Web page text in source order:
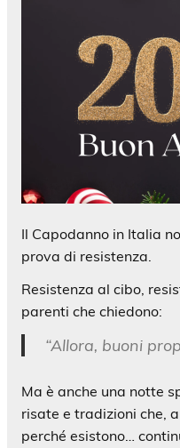
Il Capodanno in Italia
prova di resistenza.
Resistenza al cibo,
parenti che chiedono:
“Allora, buoni
Ma è anche una notte
risate e tradizioni che,
perché esistono…